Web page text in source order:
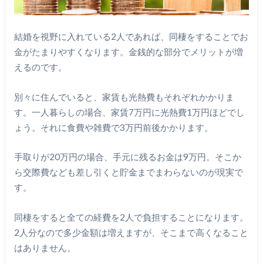
結婚を視野に入れている2人であれば、同棲をすることでお
金がたまりやすくなります。金銭的な部分でメリットが増
えるのです。
別々に住んでいると、家賃も光熱費もそれぞれかかりま
す。一人暮らしの場合、家賃7万円に光熱費1万円ほどでし
ょう。それに食費や雑費で3万円前後かかります。
手取りが20万円の場合、手元に残るお金は9万円。そこか
ら交際費なども差し引くと貯金までまわらないのが現実で
す。
同棲をすると全ての経費を2人で負担することになります。
2人分なので多少金額は増えますが、そこまで高くなること
はありません。